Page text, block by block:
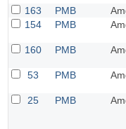
163 PMB
154
PMB
160 PMB
53 PMB
25 PMB